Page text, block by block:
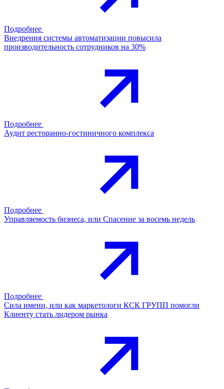
Подробнее
Внедрения системы автоматизации повысила
производительность сотрудников на 30%
Подробнее
Аудит ресторанно-гостиничного комплекса
Подробнее
Управляемость бизнеса, или Спасение за восемь недель
Подробнее
Сила имени, или как маркетологи КСК ГРУПП помогли
Клиенту стать лидером рынка